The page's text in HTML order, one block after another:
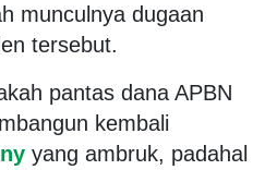
munculnya dugaan
tersebut.
pantas dana APBN
kembali
yang ambruk, padahal